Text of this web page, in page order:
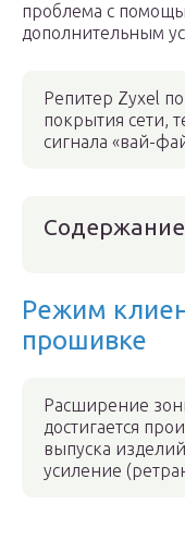
проблема с
дополнительным
Репитер Zyxel
покрытия сети,
сигнала «вай-
Содержание
Режим
прошивке
Расширение
достигается
выпуска
усиление